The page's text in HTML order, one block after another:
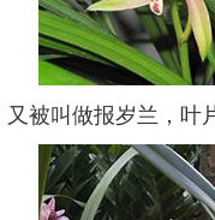
叫做报岁兰，叶片